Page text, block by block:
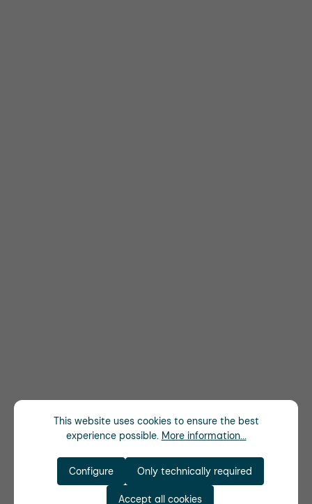
This website uses cookies to ensure the best
experience possible. More information...
Only technically required
Configure
Accept all cookies